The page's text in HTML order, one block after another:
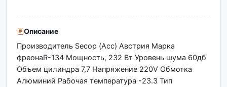
Описание
Производитель Secop (Acc) Австрия Марка
фреонаR-134 Мощность, 232 Вт Уровень шума 60дб
Объем цилиндра 7,7 Напряжение 220V Обмотка
Алюминий Рабочая температура -23.3 Тип